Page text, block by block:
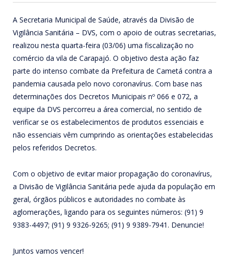
A Secretaria Municipal de Saúde, através da Divisão de
Vigilância Sanitária – DVS, com o apoio de outras secretarias,
realizou nesta quarta-feira (03/06) uma fiscalização no
comércio da vila de Carapajó. O objetivo desta ação faz
parte do intenso combate da Prefeitura de Cametá contra a
pandemia causada pelo novo coronavírus. Com base nas
determinações dos Decretos Municipais nº 066 e 072, a
equipe da DVS percorreu a área comercial, no sentido de
verificar se os estabelecimentos de produtos essenciais e
não essenciais vêm cumprindo as orientações estabelecidas
pelos referidos Decretos.
Com o objetivo de evitar maior propagação do coronavírus,
a Divisão de Vigilância Sanitária pede ajuda da população em
geral, órgãos públicos e autoridades no combate às
aglomerações, ligando para os seguintes números: (91) 9
9383-4497; (91) 9 9326-9265; (91) 9 9389-7941. Denuncie!
Juntos vamos vencer!